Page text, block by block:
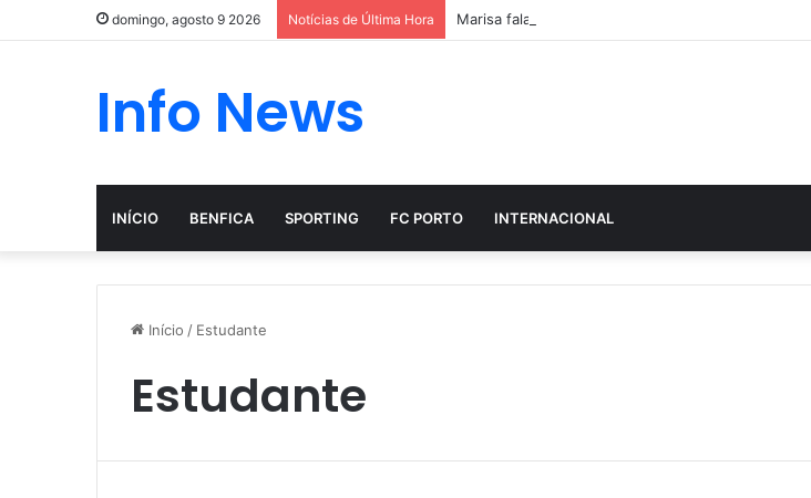
domingo, agosto 9 2026 Notícias de Última Hora Marisa fala do pedido de casamento de Pedro Jorge
Info News
INÍCIO BENFICA SPORTING FC PORTO INTERNACIONAL
Início / Estudante
Estudante